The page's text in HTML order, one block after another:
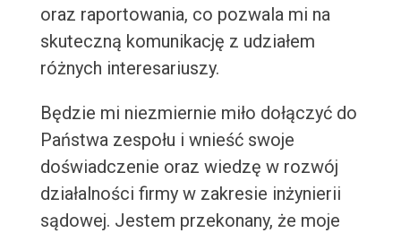
oraz raportowania, co pozwala mi na
skuteczną komunikację z udziałem
różnych interesariuszy.
Będzie mi niezmiernie miło dołączyć do
Państwa zespołu i wnieść swoje
doświadczenie oraz wiedzę w rozwój
działalności firmy w zakresie inżynierii
sądowej. Jestem przekonany, że moje